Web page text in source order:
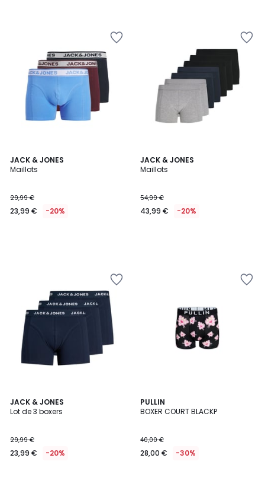
JACK & JONES
Maillots
29,99 €
23,99 € -20%
JACK & JONES
Maillots
54,99 €
43,99 € -20%
JACK & JONES
Lot de 3 boxers
29,99 €
23,99 € -20%
5
/
PULLIN
BOXER COURT BLACKP
40,00 €
28,00 € -30%